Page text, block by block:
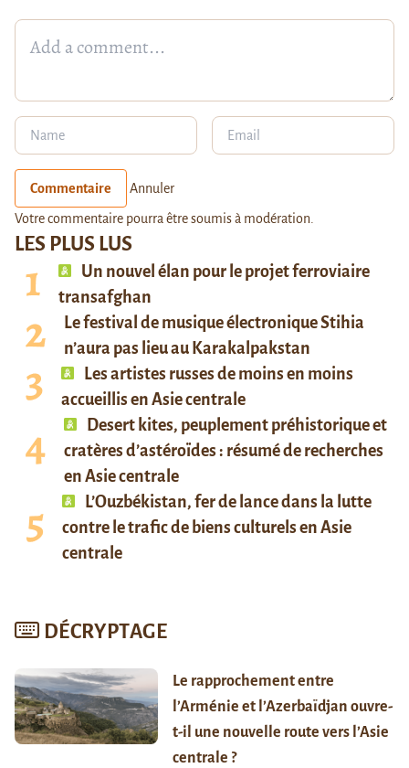
LES PLUS LUS
Un nouvel élan pour le projet ferroviaire
transafghan
Le festival de musique électronique Stihia
n’aura pas lieu au Karakalpakstan
Les artistes russes de moins en moins
accueillis en Asie centrale
Desert kites, peuplement préhistorique et
cratères d’astéroïdes : résumé de recherches
en Asie centrale
L’Ouzbékistan, fer de lance dans la lutte
contre le trafic de biens culturels en Asie
centrale
DÉCRYPTAGE
Le rapprochement entre
l’Arménie et l’Azerbaïdjan ouvre-
t-il une nouvelle route vers l’Asie
centrale ?
Commentaire Annuler
Votre commentaire pourra être soumis à modération.